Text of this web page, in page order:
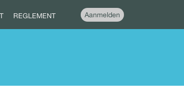
REGLEMENT Aanmelden